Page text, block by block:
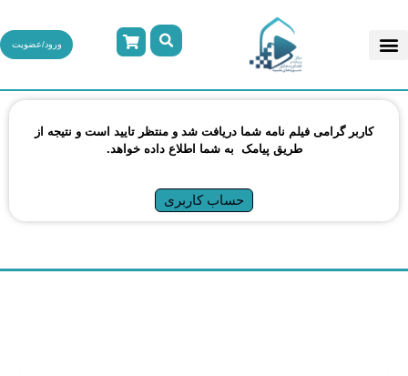
ورود/عضویت
کاربر گرامی فیلم نامه شما دریافت شد و منتظر تایید است و نتیجه از
طریق پیامک به شما اطلاع داده خواهد.
حساب کاربری